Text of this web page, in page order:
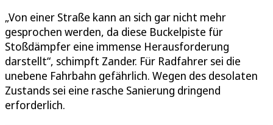
„Von einer Straße kann an sich gar nicht mehr
gesprochen werden, da diese Buckelpiste für
Stoßdämpfer eine immense Herausforderung
darstellt“, schimpft Zander. Für Radfahrer sei die
unebene Fahrbahn gefährlich. Wegen des desolaten
Zustands sei eine rasche Sanierung dringend
erforderlich.